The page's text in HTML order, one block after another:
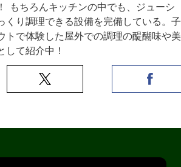
もちろんキッチンの中でも、ジューシ
くり調理できる設備を完備している。子
トで体験した屋外での調理の醍醐味や美
して紹介中！